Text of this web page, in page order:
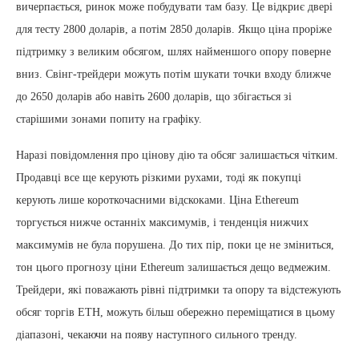
вичерпається, ринок може побудувати там базу. Це відкриє двері
для тесту 2800 доларів, а потім 2850 доларів. Якщо ціна проріже
підтримку з великим обсягом, шлях найменшого опору поверне
вниз. Свінг-трейдери можуть потім шукати точки входу ближче
до 2650 доларів або навіть 2600 доларів, що збігається зі
старішими зонами попиту на графіку.
Наразі повідомлення про цінову дію та обсяг залишається чітким.
Продавці все ще керують різкими рухами, тоді як покупці
керують лише короткочасними відскоками. Ціна Ethereum
торгується нижче останніх максимумів, і тенденція нижчих
максимумів не була порушена. До тих пір, поки це не зміниться,
тон цього прогнозу ціни Ethereum залишається дещо ведмежим.
Трейдери, які поважають рівні підтримки та опору та відстежують
обсяг торгів ETH, можуть більш обережно переміщатися в цьому
діапазоні, чекаючи на появу наступного сильного тренду.